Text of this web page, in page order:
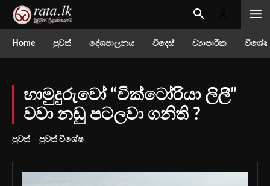
Home පුවත් දේශපාලනය විදෙස් ව්‍යාපාරික
හාමුදුරුවෝ “වික්ටෝරියා ලිලී”
වවා නඩු පටලවා ගනිති ?
පුවත් පුවත් විශේෂ